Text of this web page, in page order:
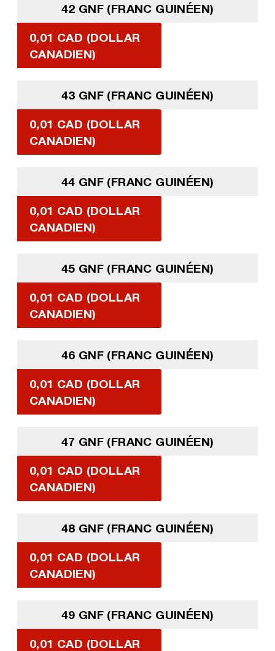
42 GNF (FRANC GUINÉEN)
0,01 CAD (DOLLAR
CANADIEN)
43 GNF (FRANC GUINÉEN)
0,01 CAD (DOLLAR
CANADIEN)
44 GNF (FRANC GUINÉEN)
0,01 CAD (DOLLAR
CANADIEN)
45 GNF (FRANC GUINÉEN)
0,01 CAD (DOLLAR
CANADIEN)
46 GNF (FRANC GUINÉEN)
0,01 CAD (DOLLAR
CANADIEN)
47 GNF (FRANC GUINÉEN)
0,01 CAD (DOLLAR
CANADIEN)
48 GNF (FRANC GUINÉEN)
0,01 CAD (DOLLAR
CANADIEN)
49 GNF (FRANC GUINÉEN)
0,01 CAD (DOLLAR